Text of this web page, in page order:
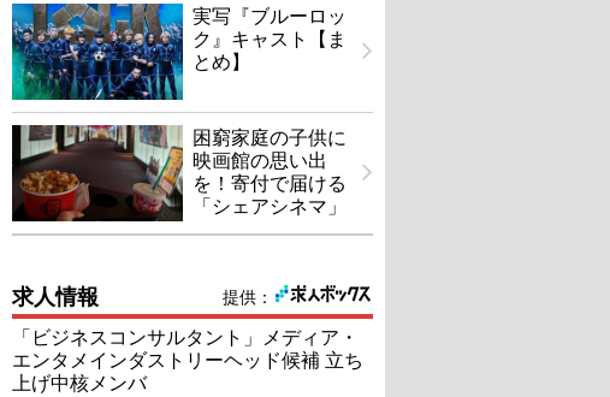
実写『ブルーロッ
ク』キャスト【ま
とめ】
困窮家庭の子供に
映画館の思い出
を！寄付で届ける
「シェアシネマ」
提供：
求人情報
「ビジネスコンサルタント」メディア・
エンタメインダストリーヘッド候補 立ち
上げ中核メンバ